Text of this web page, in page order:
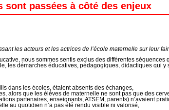
passées à côté des enjeux
les acteurs et les actrices de l’école maternelle sur leur
nous sommes sentis exclus des différentes
les démarches éducatives, pédagogiques, didactiques
dans les écoles, étaient absents des échanges,
alors que les élèves de maternelle ne sont pas que des
partenaires, enseignants, ATSEM, parents) n’avaient
au quotidien n’a pas été rendu visible ni valorisé,